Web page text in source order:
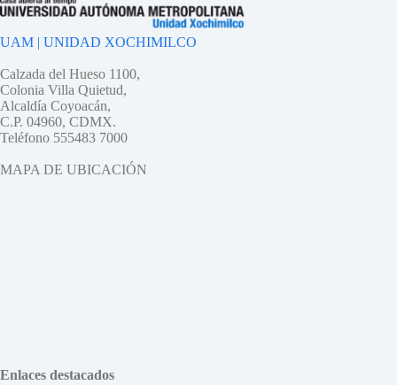
UAM | UNIDAD XOCHIMILCO
Calzada del Hueso 1100,
Colonia Villa Quietud,
Alcaldía Coyoacán,
C.P. 04960, CDMX.
Teléfono 555483 7000
MAPA DE UBICACIÓN
Enlaces destacados